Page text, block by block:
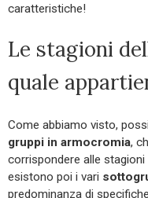
caratteristiche!
Le stagioni
quale
Come abbiamo visto,
gruppi in armocromia,
corrispondere alle stagioni
esistono poi i vari
predominanza di